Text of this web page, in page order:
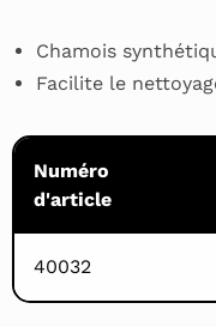
Chamois
Facilite le
Numéro
d'article
40032